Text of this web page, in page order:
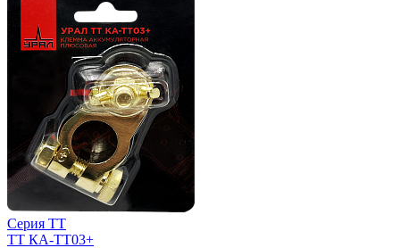
Серия ТТ
ТТ КА-ТТ03+